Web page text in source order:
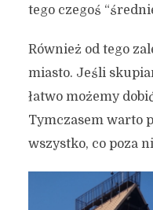
tego czegoś
Również od tego
miasto. Jeśli
łatwo możemy
Tymczasem warto
wszystko, co poza